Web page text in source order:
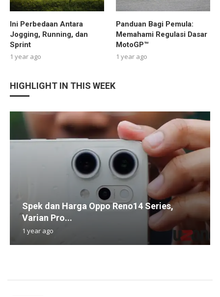
Ini Perbedaan Antara
Jogging, Running, dan
Sprint
1 year ago
Panduan Bagi Pemula:
Memahami Regulasi Dasar
MotoGP™
1 year ago
HIGHLIGHT IN THIS WEEK
Spek dan Harga Oppo Reno14 Series,
Varian Pro...
1 year ago